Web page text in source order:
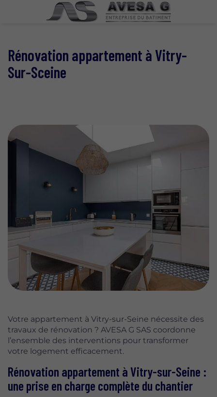
Rénovation appartement à Vitry-
Sur-Sceine
Votre appartement à Vitry-sur-Seine nécessite des
travaux de rénovation ? AVESA G SAS coordonne
l’ensemble des interventions pour transformer
votre logement efficacement.
Rénovation appartement à Vitry-sur-Seine :
une prise en charge complète du chantier